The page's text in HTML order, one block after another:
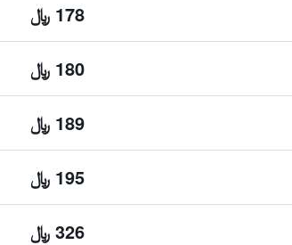
178 ﷼
180 ﷼
189 ﷼
195 ﷼
326 ﷼